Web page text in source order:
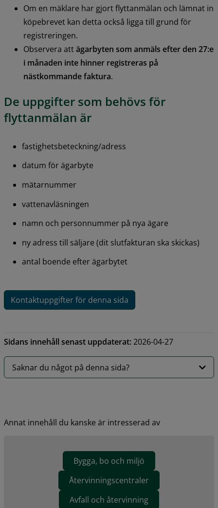
Om en mäklare har gjort flyttanmälan och lämnat in
köpebrevet kan detta också ligga till grund för
registreringen.
Observera att ägarbyten som anmäls efter den 27:e
i månaden inte hinner registreras på
nästkommande faktura.
De uppgifter som behövs för
flyttanmälan är
fastighetsbeteckning/adress
datum för ägarbyte
mätarnummer
vattenavläsningen
namn och personnummer på nya ägare
ny adress till säljare (dit slutfakturan ska skickas)
antal boende efter ägarbytet
Kontaktuppgifter för denna sida
Sidans innehåll senast uppdaterat:2026-04-27
Saknar du något på denna sida?
Annat innehåll du kanske är intresserad av
Bygga, bo och miljö
Återvinningscentraler
Avfall och återvinning